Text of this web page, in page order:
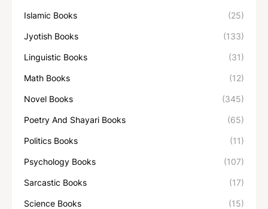
Islamic Books (25)
Jyotish Books (133)
Linguistic Books (31)
Math Books (12)
Novel Books (345)
Poetry And Shayari Books (65)
Politics Books (11)
Psychology Books (107)
Sarcastic Books (17)
Science Books (15)